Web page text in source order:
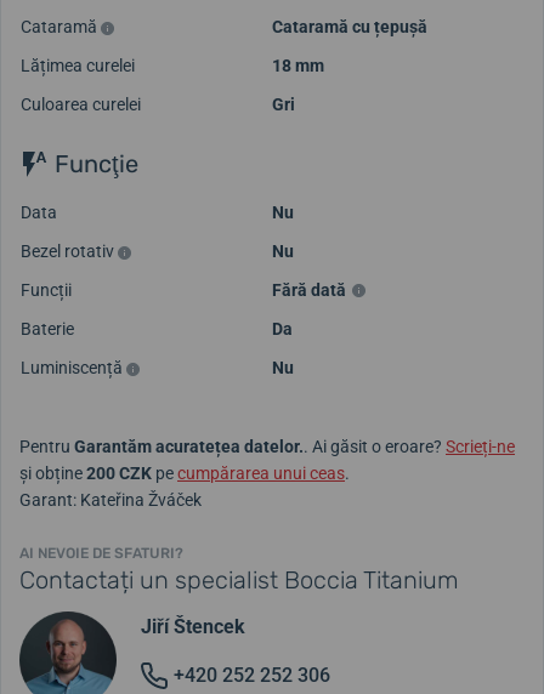
Cataramă
Cataramă cu țepușă
Lățimea curelei
18 mm
Culoarea curelei
Gri
Funcţie
Data
Nu
Bezel rotativ
Nu
Funcții
Fără dată
Baterie
Da
Luminiscență
Nu
Pentru Garantăm acuratețea datelor.. Ai găsit o eroare? Scrieți-ne
și obține200 CZK pecumpărarea unui ceas.
Garant: Kateřina Žváček
AI NEVOIE DE SFATURI?
Contactați un specialist Boccia Titanium
Jiří Štencek
+420 252 252 306